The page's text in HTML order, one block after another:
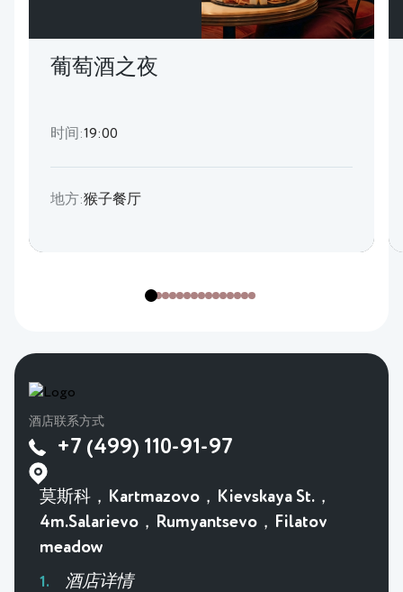
葡萄酒之夜
时间:19:00
地方:猴子餐厅
酒店联系方式
+7 (499) 110-91-97
莫斯科，Kartmazovo，Kievskaya St.，
4m.Salarievo，Rumyantsevo，Filatov
meadow
酒店详情